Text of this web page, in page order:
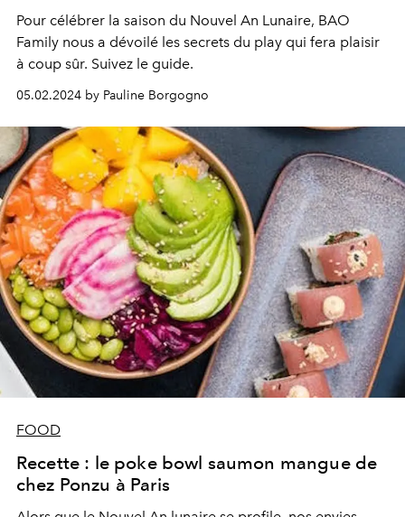
Pour célébrer la saison du Nouvel An Lunaire, BAO
Family nous a dévoilé les secrets du play qui fera plaisir
à coup sûr. Suivez le guide.
05.02.2024 by Pauline Borgogno
FOOD
Recette : le poke bowl saumon mangue de
chez Ponzu à Paris